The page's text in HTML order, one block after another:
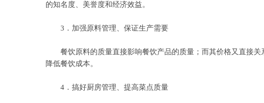
的知名度、美誉度和经济效益。
3．加强原料管理、保证生产需要
餐饮原料的质量直接影响餐饮产品的质量；而其价格又直接关
降低餐饮成本。
4．搞好厨房管理、提高菜点质量